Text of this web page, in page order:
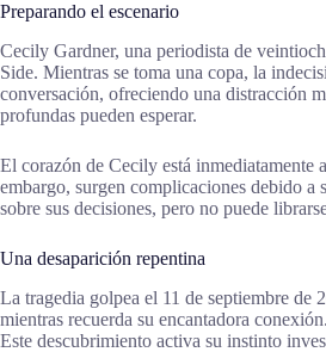
Preparando el escenario
Cecily Gardner, una periodista de
Side. Mientras se toma una copa, la
conversación, ofreciendo una distracción
profundas pueden esperar.
El corazón de Cecily está inmediatamente
embargo, surgen complicaciones debido a
sobre sus decisiones, pero no puede
Una desaparición repentina
La tragedia golpea el 11 de septiembre de
mientras recuerda su encantadora
Este descubrimiento activa su instinto